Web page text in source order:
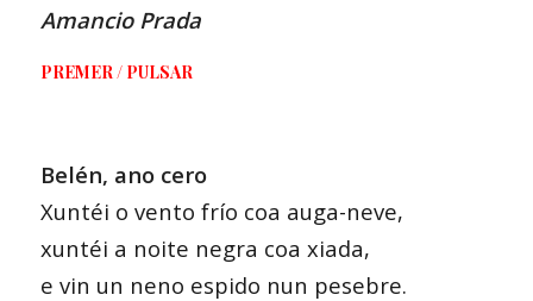
Amancio Prada
PREMER / PULSAR
Belén, ano cero
Xuntéi o vento frío coa auga-neve,
xuntéi a noite negra coa xiada,
e vin un neno espido nun pesebre.